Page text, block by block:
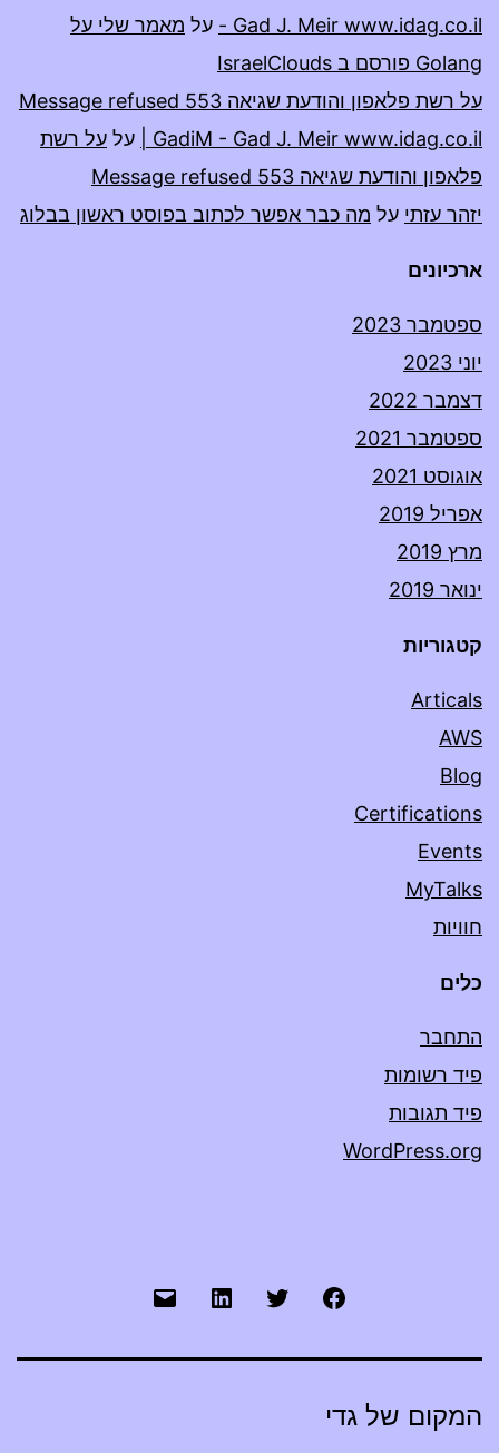
- Gad J. Meir www.idag.co.il על מאמר שלי על
Golang פורסם ב IsraelClouds
על רשת פלאפון והודעת שגיאה 553 Message refused
| GadiM - Gad J. Meir www.idag.co.il
על על רשת
פלאפון והודעת שגיאה 553 Message refused
יזהר עזתי על מה כבר אפשר לכתוב בפוסט ראשון בבלוג
ארכיונים
ספטמבר 2023
יוני 2023
דצמבר 2022
ספטמבר 2021
אוגוסט 2021
אפריל 2019
מרץ 2019
ינואר 2019
קטגוריות
Articals
AWS
Blog
Certifications
Events
MyTalks
חוויות
כלים
התחבר
פיד רשומות
פיד תגובות
WordPress.org
FaceBook
Twitter
LinkedIn
המקום של גדי